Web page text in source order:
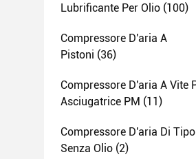
Lubrificante Per Olio (100)
Compressore D'aria A
Pistoni (36)
Compressore D'aria A Vite
Asciugatrice PM (11)
Compressore D'aria Di Tipo
Senza Olio (2)